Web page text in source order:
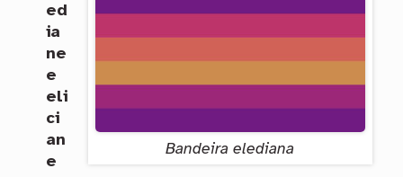
Bandeira elediana
ed
ia
ne
e
eli
ci
an
e